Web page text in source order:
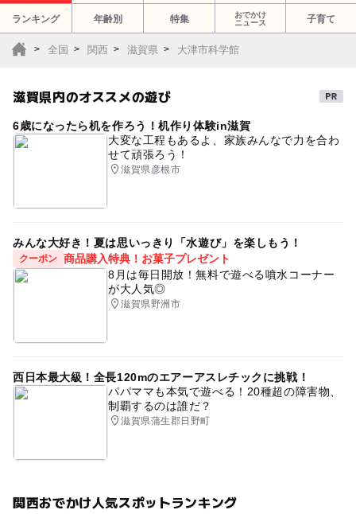
ランキング 年齢別 特集
おでかけ
ニュース
子育て
全国 関西 滋賀県 大津市科学館
滋賀県内のオススメの遊び
6歳になったら机を作ろう！机作り体験in滋賀
大変な工程もあるよ、家族みんなで力を合わ
せて頑張ろう！
滋賀県彦根市
みんな大好き！夏は思いっきり「水遊び」を楽しもう！
クーポン 商品購入特典！お菓子プレゼント
8月は毎日開放！無料で遊べる噴水コーナー
が大人気◎
滋賀県野洲市
西日本最大級！全長120mのエアーアスレチックに挑戦！
パパママも本気で遊べる！20種超の障害物、
制覇するのは誰だ？
滋賀県蒲生郡日野町
関西おでかけ人気スポットランキング